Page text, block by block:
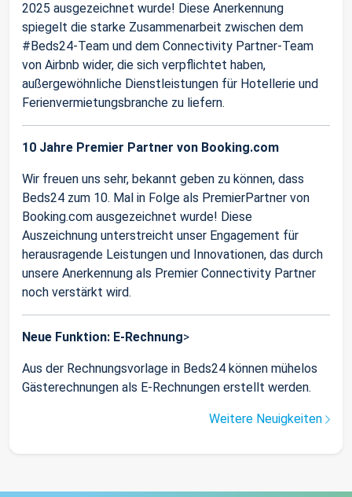
2025 ausgezeichnet wurde! Diese Anerkennung
spiegelt die starke Zusammenarbeit zwischen dem
#Beds24-Team und dem Connectivity Partner-Team
von Airbnb wider, die sich verpflichtet haben,
außergewöhnliche Dienstleistungen für Hotellerie und
Ferienvermietungsbranche zu liefern.
10 Jahre Premier Partner von Booking.com
Wir freuen uns sehr, bekannt geben zu können, dass
Beds24 zum 10. Mal in Folge als PremierPartner von
Booking.com ausgezeichnet wurde! Diese
Auszeichnung unterstreicht unser Engagement für
herausragende Leistungen und Innovationen, das durch
unsere Anerkennung als Premier Connectivity Partner
noch verstärkt wird.
Neue Funktion: E-Rechnung>
Aus der Rechnungsvorlage in Beds24 können mühelos
Gästerechnungen als E-Rechnungen erstellt werden.
Weitere Neuigkeiten